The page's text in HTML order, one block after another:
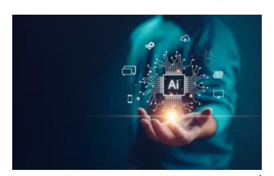
أفضل تدريج للشعر الطويل لإطلالة جريئة وعصرية